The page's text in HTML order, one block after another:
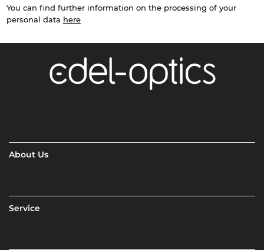
You can find further information on the processing of your
personal data here
About Us
Service